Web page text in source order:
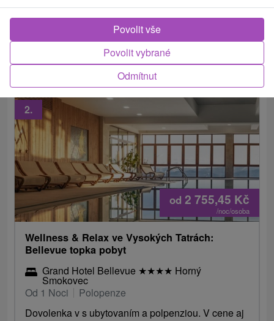
Vyměňte vedra za svěží horský vzduch! Užijte si
letní dovolenou v srdci Tater s perfektním zázemím
pro turistiku i odpočinek.
od 2 755,45 Kč
/noc/osoba
2.
Wellness & Relax ve Vysokých Tatrách:
Bellevue topka pobyt
Grand Hotel Bellevue ★★★★ Horný
Smokovec
Od 1 Noci
Polopenze
Dovolenka v s ubytovaním a polpenziou. V cene aj
Odmítnut
Povolit vybrané
Povolit vše